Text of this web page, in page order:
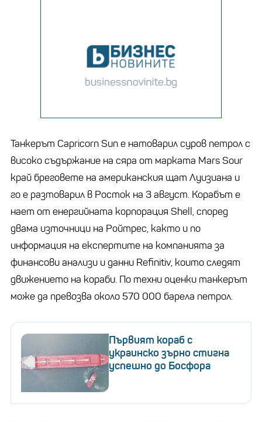
Танкерът Capricorn Sun е натоварил суров петрол с
високо съдържание на сяра от марката Mars Sour
край бреговете на американския щат Луизиана и
го е разтоварил в Росток на 3 август. Корабът е
нает от енергийната корпорация Shell, според
двама източници на Ройтрес, както и по
информация на експертите на компанията за
финансови анализи и данни Refinitiv, които следят
движението на кораби. По техни оценки танкерът
може да превозва около 570 000 барела петрол.
Първият кораб с
украинско зърно стигна
успешно до Босфора